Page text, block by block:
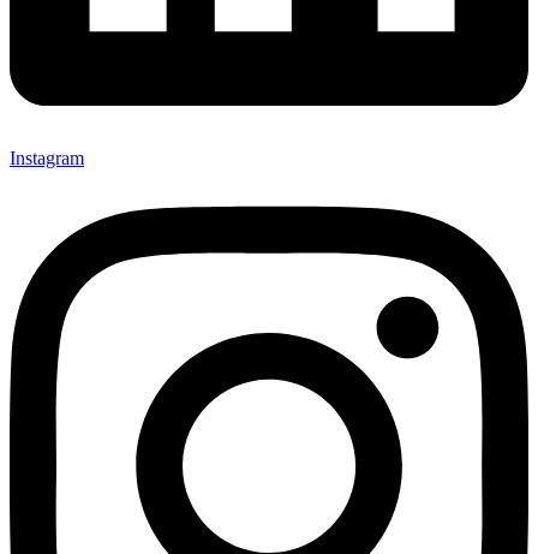
Instagram